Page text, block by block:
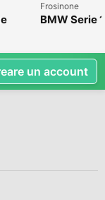
Frosinone
BMW Serie
un account